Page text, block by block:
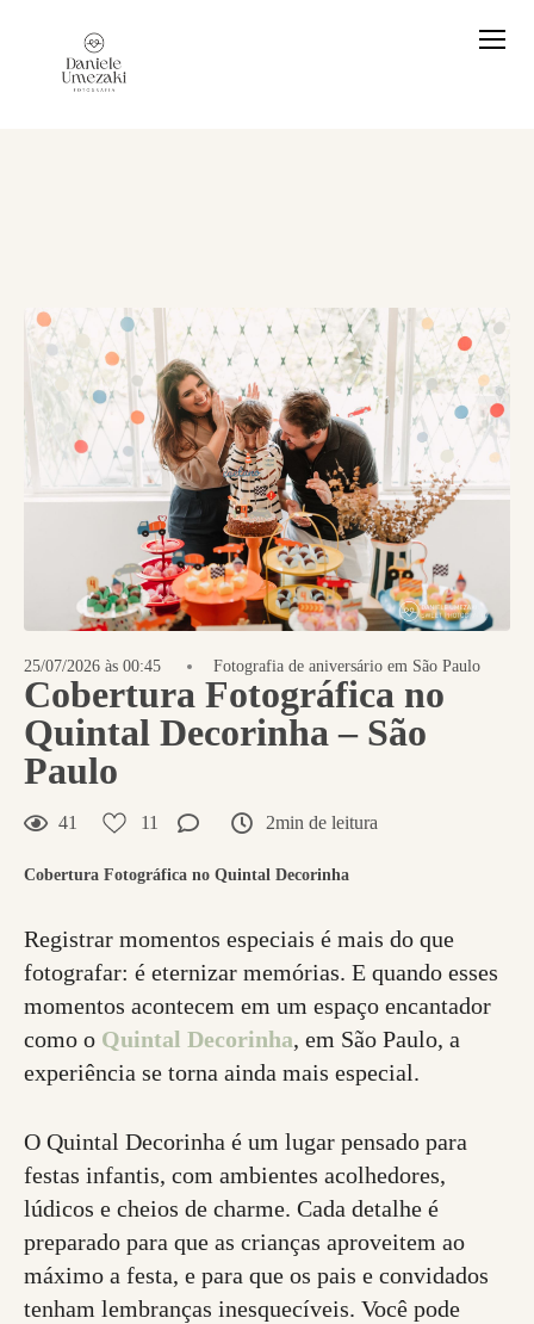
25/07/2026 às 00:45 Fotografia de aniversário em São Paulo
Cobertura Fotográfica no
Quintal Decorinha – São
Paulo
41 11 2min de leitura
Cobertura Fotográfica no Quintal Decorinha
Registrar momentos especiais é mais do que
fotografar: é eternizar memórias. E quando esses
momentos acontecem em um espaço encantador
como o Quintal Decorinha, em São Paulo, a
experiência se torna ainda mais especial.
O Quintal Decorinha é um lugar pensado para
festas infantis, com ambientes acolhedores,
lúdicos e cheios de charme. Cada detalhe é
preparado para que as crianças aproveitem ao
máximo a festa, e para que os pais e convidados
tenham lembranças inesquecíveis. Você pode